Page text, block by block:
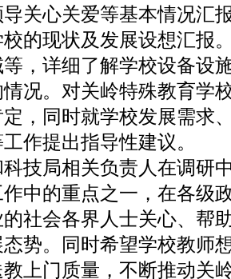
关心关爱等基本情况汇
的现状及发展设想汇报
，详细了解学校设备设
况。对关岭特殊教育学
，同时就学校发展需求
作提出指导性建议。
局相关负责人在调研
中的重点之一，在各级
社会各界人士关心、帮
势。同时希望学校教师
上门质量，不断推动关